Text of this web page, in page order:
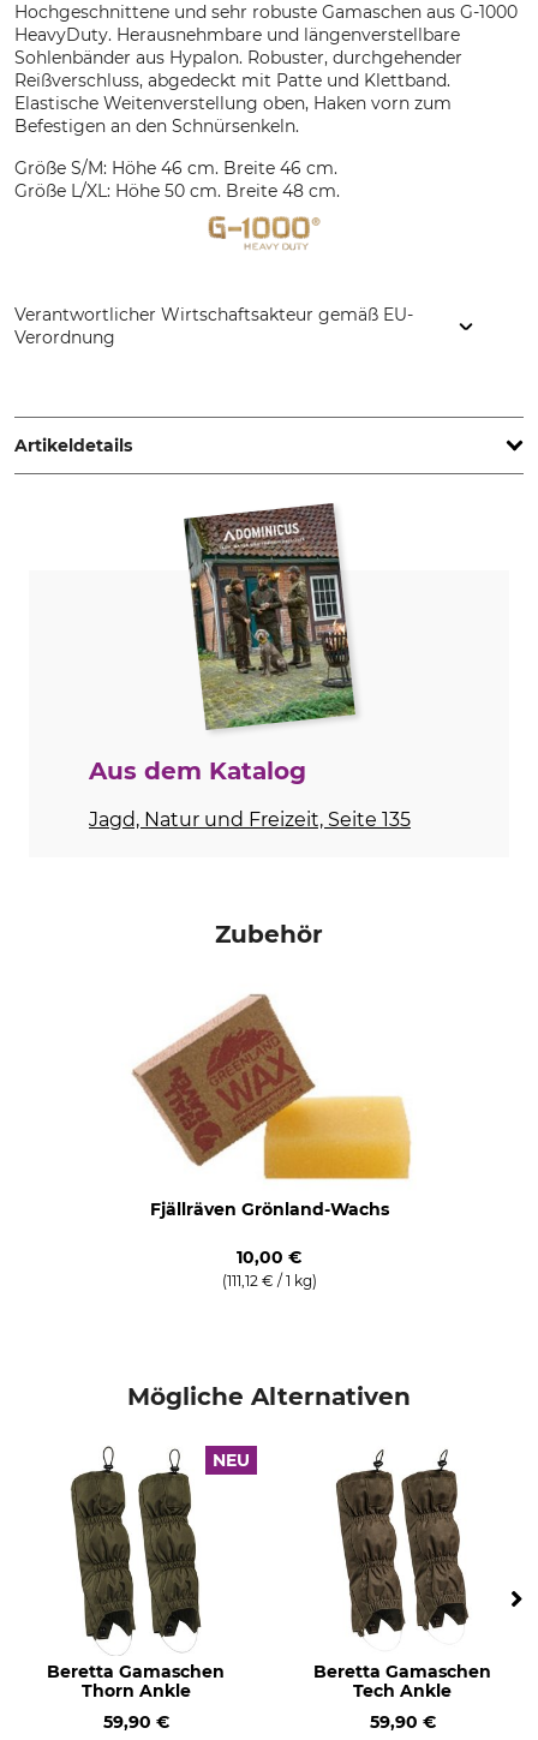
Hochgeschnittene und sehr robuste Gamaschen aus G-1000
HeavyDuty. Herausnehmbare und längenverstellbare
Sohlenbänder aus Hypalon. Robuster, durchgehender
Reißverschluss, abgedeckt mit Patte und Klettband.
Elastische Weitenverstellung oben, Haken vorn zum
Befestigen an den Schnürsenkeln.
Größe S/M: Höhe 46 cm. Breite 46 cm.
Größe L/XL: Höhe 50 cm. Breite 48 cm.
Verantwortlicher Wirtschaftsakteur gemäß EU-
Verordnung
Sweden, www.fjallraven.com
Artikeldetails
Nichttextile Teile tierischen
Ursprungs
Ja
Farbe
dark olive
Aus dem Katalog
Jagd, Natur und Freizeit, Seite 135
Zubehör
Fjällräven Grönland-Wachs
10,00 €
(111,12 € / 1 kg)
Mögliche Alternativen
NEU
Beretta Gamaschen
Thorn Ankle
59,90 €
Beretta Gamaschen
Tech Ankle
59,90 €